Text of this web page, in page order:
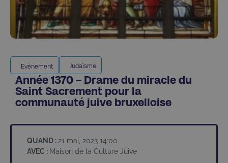
Evènement Judaïsme
Année 1370 – Drame du miracle du
Saint Sacrement pour la
communauté juive bruxelloise
QUAND :21 mai, 2023 14:00
AVEC : Maison de la Culture Juive